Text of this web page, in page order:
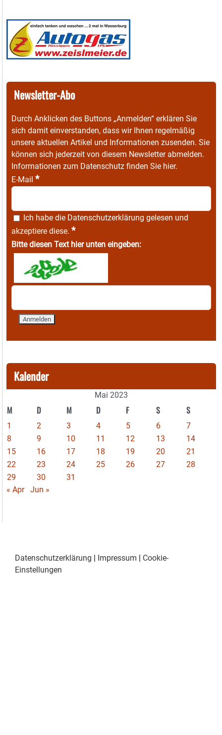
Newsletter-Abo
Durch Anklicken des Buttons „Anmelden“ erklären Sie
sich damit einverstanden, dass wir Ihnen regelmäßig
unsere aktuellen Artikel und Informationen zusenden. Sie
können sich jederzeit von diesem Newsletter abmelden.
Informationen zum Datenschutz finden Sie hier.
E-Mail *
Ich habe die Datenschutzerklärung gelesen und
akzeptiere diese. *
Bitte diesen Text hier unten eingeben:
Kalender
Mai 2023
M D M D F S S
1 2 3 4 5 6
7
8
9 10 11 12 13
14
15
16 17 18 19 20
21
22
23 24 25 26 27
28
29
30
31
« Apr
Jun »
Datenschutzerklärung | Impressum | Cookie-
Einstellungen